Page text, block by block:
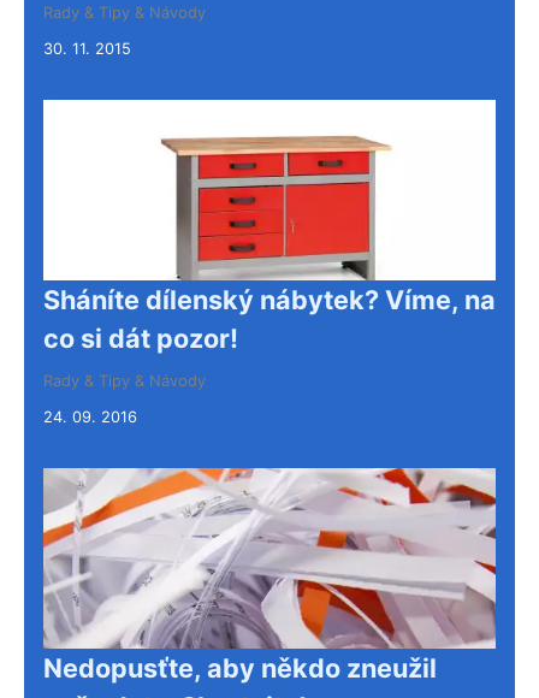
Rady & Tipy & Návody
30. 11. 2015
Sháníte dílenský nábytek? Víme, na
co si dát pozor!
Rady & Tipy & Návody
24. 09. 2016
Nedopusťte, aby někdo zneužil